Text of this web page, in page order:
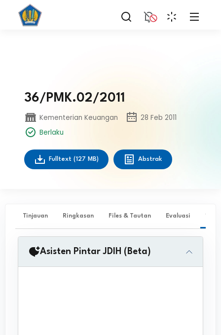
36/PMK.02/2011
Kementerian Keuangan
28 Feb 2011
Berlaku
Fulltext (127 MB) Abstrak
Tinjauan Ringkasan Files & Tautan Evaluasi ✨
Asisten Pintar JDIH (Beta)